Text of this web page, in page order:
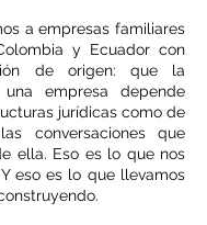
a empresas familiares
y Ecuador con
de origen: que la
empresa depende
jurídicas como de
conversaciones que
ella. Eso es lo que nos
eso es lo que llevamos